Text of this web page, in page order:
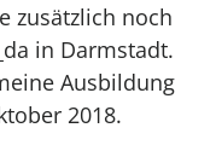
zusätzlich noch
in Darmstadt.
Ausbildung
2018.